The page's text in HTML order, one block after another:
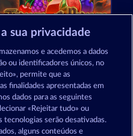
Tower of Power
3 Golden Cherries
sua privacidade
e acedemos a dados
ou identificadores únicos, no
permite que as
finalidades apresentadas em
dados para as seguintes
«Rejeitar tudo» ou
serão desativadas.
alguns conteúdos e